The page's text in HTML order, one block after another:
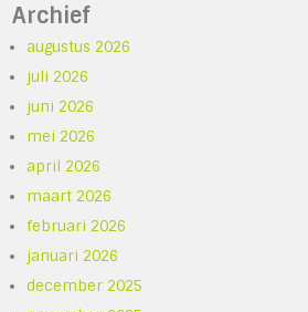
Archief
augustus 2026
juli 2026
juni 2026
mei 2026
april 2026
maart 2026
februari 2026
januari 2026
december 2025